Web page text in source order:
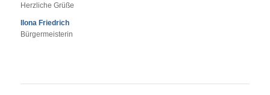
Herzliche Grüße
Ilona Friedrich
Bürgermeisterin